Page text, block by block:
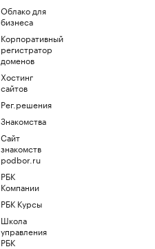
Облако для
бизнеса
Корпоративный
регистратор
доменов
Хостинг
сайтов
Рег.решения
Знакомства
Сайт
знакомств
podbor.ru
РБК
Компании
РБК Курсы
Школа
управления
РБК